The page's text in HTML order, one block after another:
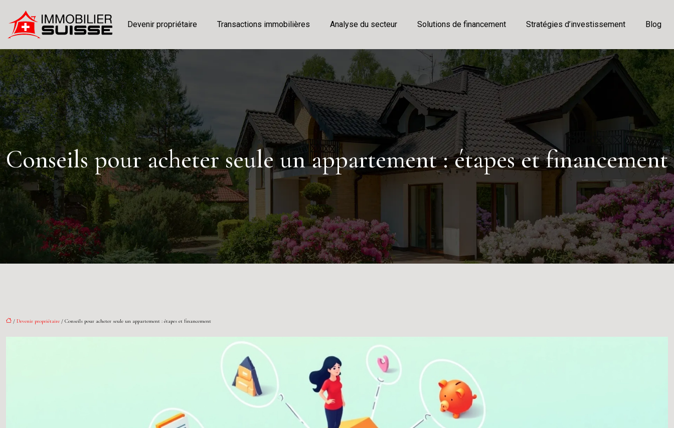
Devenir propriétaire Transactions immobilières Analyse du secteur Solutions de financement Stratégies d’investissement Blog
Conseils pour acheter seule un appartement : étapes et financement
/ Devenir propriétaire / Conseils pour acheter seule un appartement : étapes et financement